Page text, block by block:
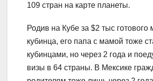
109 стран на карте планеты.
Родив на Кубе за $2 тыс готового
кубинца, его папа с мамой тоже
кубинцами, но через 2 года и
визы в 64 страны. В Мексике